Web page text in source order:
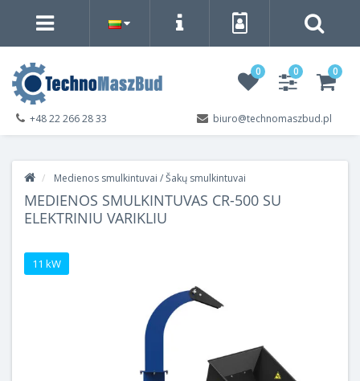
0 0 0
biuro@technomaszbud.pl
+48 22 266 28 33
Medienos smulkintuvai / Šakų smulkintuvai
MEDIENOS SMULKINTUVAS CR-500 SU
ELEKTRINIU VARIKLIU
11 kW